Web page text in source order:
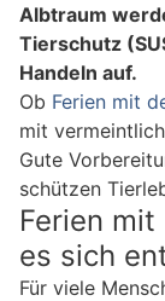
Albtraum
Tierschutz
Handeln auf.
Ob Ferien mit
mit
Gute
schützen
Ferien
es sich
Für viele